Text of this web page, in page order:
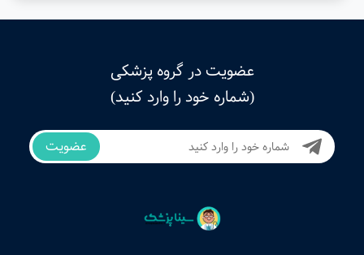
عضویت در گروه پزشکی
(شماره خود را وارد کنید)
عضویت